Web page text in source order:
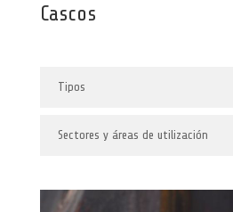
Cascos
Tipos
Sectores y áreas de utilización